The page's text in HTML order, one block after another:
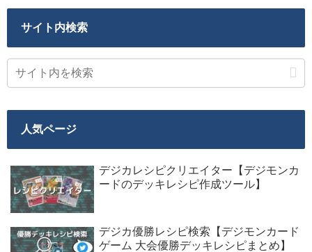
サイト内検索
人気ページ
デジカレシピクリエイター【デジモンカ
ードのデッキレシピ作成ツール】
デジカ優勝レシピ検索【デジモンカード
ゲーム 大会優勝デッキレシピまとめ】